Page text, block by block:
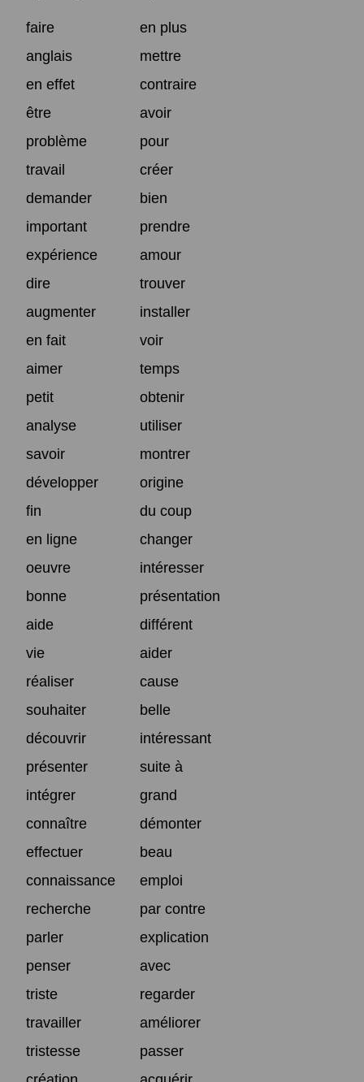
faire
en plus
anglais
mettre
en effet
contraire
être
avoir
problème
pour
travail
créer
demander
bien
important
prendre
expérience
amour
dire
trouver
augmenter
installer
en fait
voir
aimer
temps
petit
obtenir
analyse
utiliser
savoir
montrer
développer
origine
fin
du coup
en ligne
changer
oeuvre
intéresser
bonne
présentation
aide
différent
vie
aider
réaliser
cause
souhaiter
belle
découvrir
intéressant
présenter
suite à
intégrer
grand
connaître
démonter
effectuer
beau
connaissance
emploi
recherche
par contre
parler
explication
penser
avec
triste
regarder
travailler
améliorer
tristesse
passer